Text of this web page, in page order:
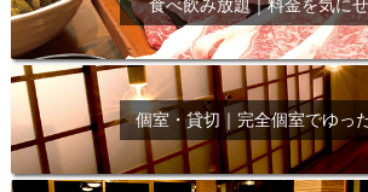
食べ飲み放題｜料金を気に
個室・貸切｜完全個室でゆっ